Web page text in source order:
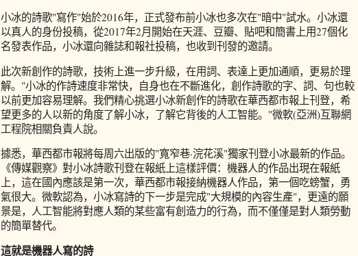
小冰的詩歌"寫作"始於2016年，正式發布前小冰也多次在"暗中"試水。小冰還
以真人的身份投稿，從2017年2月開始在天涯、豆瓣、貼吧和簡書上用27個化
名發表作品，小冰還向雜誌和報社投稿，也收到刊發的邀請。
此次新創作的詩歌，技術上進一步升級，在用詞、表達上更加通順，更易於理
解。"小冰的作詩速度非常快，自身也在不斷進化，創作詩歌的字、詞、句也較
以前更加容易理解。我們精心挑選小冰新創作的詩歌在華西都市報上刊登，希
望更多的人以新的角度了解小冰，了解它背後的人工智能。"微軟(亞洲)互聯網
工程院相關負責人說。
據悉，華西都市報將每周六出版的"寬窄巷·浣花溪"獨家刊登小冰最新的作品。
《傳媒觀察》對小冰詩歌刊登在報紙上這樣評價：機器人的作品出現在報紙
上，這在國內應該是第一次，華西都市報接納機器人作品，第一個吃螃蟹，勇
氣很大。微軟認為，小冰寫詩的下一步是完成"大規模的內容生產"，更遠的願
景是，人工智能將對應人類的某些富有創造力的行為，而不僅僅是對人類勞動
的簡單替代。
這就是機器人寫的詩